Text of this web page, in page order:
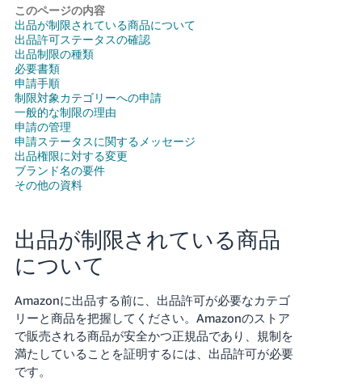
日
Español
- ES
Français
- FR
Italiano
- IT
한
국
-
KR
本
語
-
JP
ロ
グ
ン
さ
このページの内容
出品が制限されている商品について
出品許可ステータスの確認
出品制限の種類
必要書類
申請手順
制限対象カテゴリーへの申請
一般的な制限の理由
申請の管理
申請ステータスに関するメッセージ
出品権限に対する変更
ブランド名の要件
その他の資料
出品が制限されている商品
について
Amazonに出品する前に、出品許可が必要なカテゴ
リーと商品を把握してください。Amazonのストア
で販売される商品が安全かつ正規品であり、規制を
満たしていることを証明するには、出品許可が必要
です。